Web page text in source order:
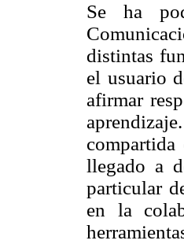
Se ha
distintas
el usuario
afirmar
llegado a
particular
en la